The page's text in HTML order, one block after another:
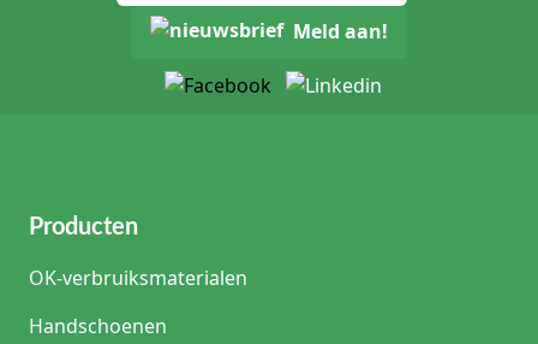
Meld aan!
Producten
OK-verbruiksmaterialen
Handschoenen